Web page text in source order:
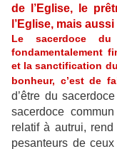
de l’Eglise, le
l’Eglise, mais
Le sacerdoce du
fondamentalement
et la sanctification
bonheur, c’est de
d’être du
sacerdoce
relatif à autrui,
pesanteurs de